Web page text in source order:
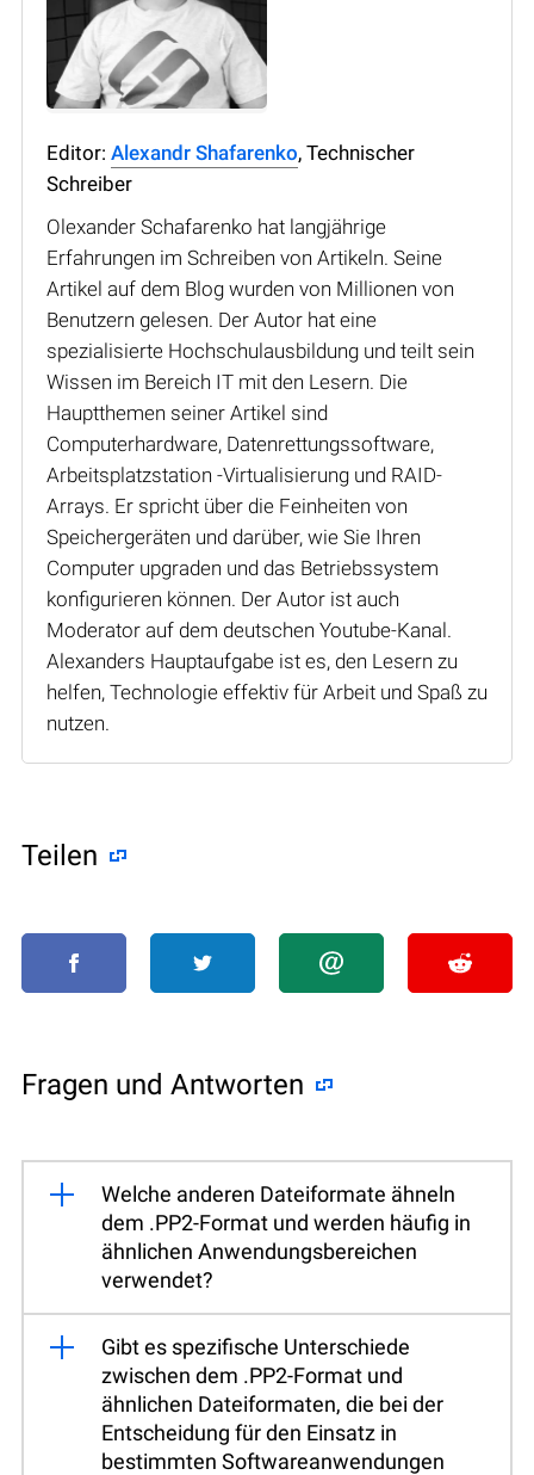
Editor: Alexandr Shafarenko, Technischer
Schreiber
Olexander Schafarenko hat langjährige
Erfahrungen im Schreiben von Artikeln. Seine
Artikel auf dem Blog wurden von Millionen von
Benutzern gelesen. Der Autor hat eine
spezialisierte Hochschulausbildung und teilt sein
Wissen im Bereich IT mit den Lesern. Die
Hauptthemen seiner Artikel sind
Computerhardware, Datenrettungssoftware,
Arbeitsplatzstation -Virtualisierung und RAID-
Arrays. Er spricht über die Feinheiten von
Speichergeräten und darüber, wie Sie Ihren
Computer upgraden und das Betriebssystem
konfigurieren können. Der Autor ist auch
Moderator auf dem deutschen Youtube-Kanal.
Alexanders Hauptaufgabe ist es, den Lesern zu
helfen, Technologie effektiv für Arbeit und Spaß zu
nutzen.
Teilen
Fragen und Antworten
Welche anderen Dateiformate ähneln
dem .PP2-Format und werden häufig in
ähnlichen Anwendungsbereichen
verwendet?
Gibt es spezifische Unterschiede
zwischen dem .PP2-Format und
ähnlichen Dateiformaten, die bei der
Entscheidung für den Einsatz in
bestimmten Softwareanwendungen